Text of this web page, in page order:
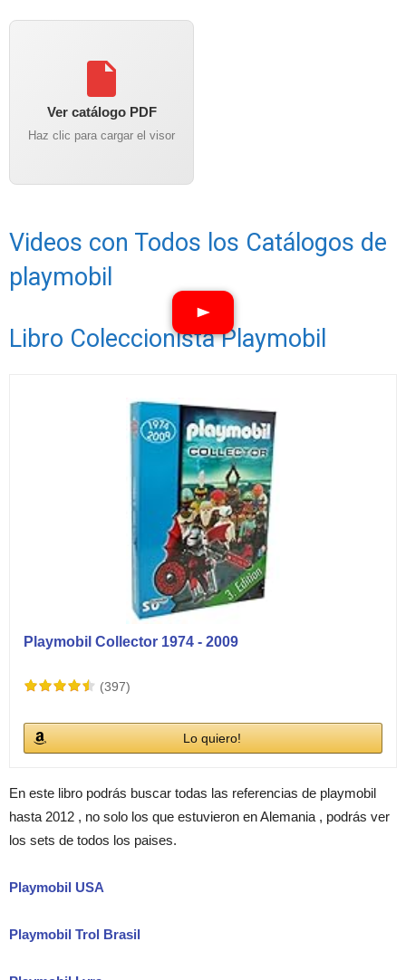
Ver catálogo PDF
Haz clic para cargar el visor
Videos con Todos los Catálogos de
playmobil
Libro Coleccionista Playmobil
Playmobil Collector 1974 - 2009
(397)
Lo quiero!
En este libro podrás buscar todas las referencias de playmobil
hasta 2012 , no solo los que estuvieron en Alemania , podrás ver
los sets de todos los paises.
Playmobil USA
Playmobil Trol Brasil